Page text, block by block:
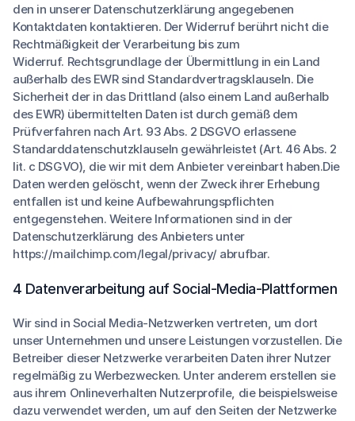
den in unserer Datenschutzerklärung angegebenen
Kontaktdaten kontaktieren. Der Widerruf berührt nicht die
Rechtmäßigkeit der Verarbeitung bis zum
Widerruf. Rechtsgrundlage der Übermittlung in ein Land
außerhalb des EWR sind Standardvertragsklauseln. Die
Sicherheit der in das Drittland (also einem Land außerhalb
des EWR) übermittelten Daten ist durch gemäß dem
Prüfverfahren nach Art. 93 Abs. 2 DSGVO erlassene
Standarddatenschutzklauseln gewährleistet (Art. 46 Abs. 2
lit. c DSGVO), die wir mit dem Anbieter vereinbart haben.Die
Daten werden gelöscht, wenn der Zweck ihrer Erhebung
entfallen ist und keine Aufbewahrungspflichten
entgegenstehen. Weitere Informationen sind in der
Datenschutzerklärung des Anbieters unter
https://mailchimp.com/legal/privacy/ abrufbar.
4 Datenverarbeitung auf Social-Media-Plattformen
Wir sind in Social Media-Netzwerken vertreten, um dort
unser Unternehmen und unsere Leistungen vorzustellen. Die
Betreiber dieser Netzwerke verarbeiten Daten ihrer Nutzer
regelmäßig zu Werbezwecken. Unter anderem erstellen sie
aus ihrem Onlineverhalten Nutzerprofile, die beispielsweise
dazu verwendet werden, um auf den Seiten der Netzwerke